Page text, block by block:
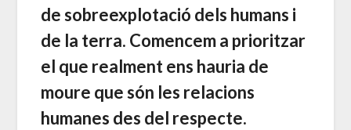
de sobreexplotació dels humans i
de la terra. Comencem a prioritzar
el que realment ens hauria de
moure que són les relacions
humanes des del respecte.